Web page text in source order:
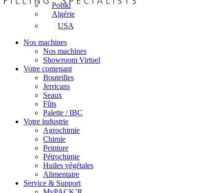
Polski
Algérie
USA
Nos machines
Nos machines
Showroom Virtuel
Votre contenant
Bouteilles
Jerricans
Seaux
Fûts
Palette / IBC
Votre industrie
Agrochimie
Chimie
Peinture
Pétrochimie
Huiles végétales
Alimentaire
Service & Support